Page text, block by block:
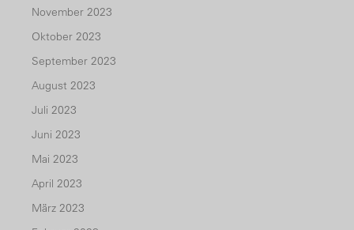
November 2023
Oktober 2023
September 2023
August 2023
Juli 2023
Juni 2023
Mai 2023
April 2023
März 2023